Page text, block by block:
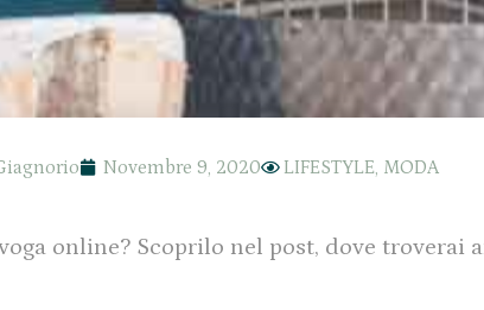
Novembre 9, 2020 LIFESTYLE, MODA
online? Scoprilo nel post, dove troverai